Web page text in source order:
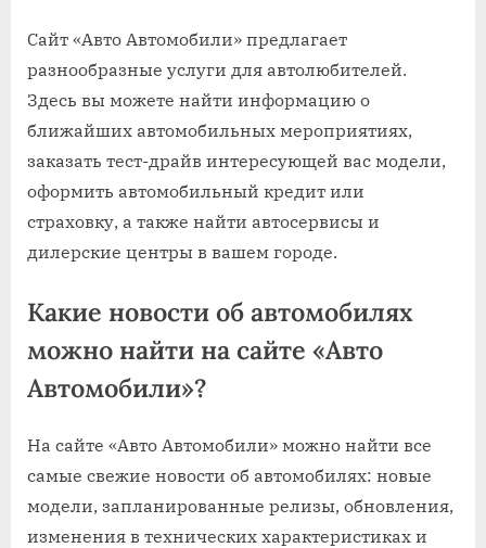
Сайт «Авто Автомобили» предлагает
разнообразные услуги для автолюбителей.
Здесь вы можете найти информацию о
ближайших автомобильных мероприятиях,
заказать тест-драйв интересующей вас модели,
оформить автомобильный кредит или
страховку, а также найти автосервисы и
дилерские центры в вашем городе.
Какие новости об автомобилях
можно найти на сайте «Авто
Автомобили»?
На сайте «Авто Автомобили» можно найти все
самые свежие новости об автомобилях: новые
модели, запланированные релизы, обновления,
изменения в технических характеристиках и